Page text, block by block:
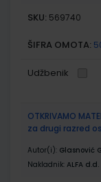
SKU: 569740
ŠIFRA OMOTA:
Udžbenik
OTKRIVAMO
za drugi razred
Autor(i): Glasnović
Nakladnik: ALFA d.d.